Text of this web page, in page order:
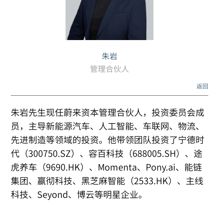
朱岩
管理合伙人
返回
朱岩先生现任蔚来资本管理合伙人，投资委员会成
员，主导新能源汽车、人工智能、车联网、物流、
先进制造等领域的投资。他带领团队投资了宁德时
代（300750.SZ）、容百科技（688005.SH）、途
虎养车（9690.HK）、Momenta、Pony.ai、能链
集团、嬴彻科技、黑芝麻智能（2533.HK）、主线
科技、Seyond、博云等明星企业。